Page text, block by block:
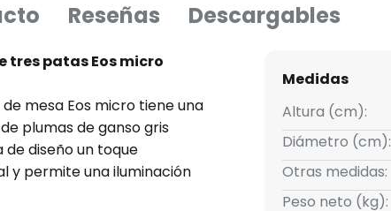
Reseñas Descargables
tres patas Eos micro
mesa Eos micro tiene una
plumas de ganso gris
de diseño un toque
y permite una iluminación
marco de tres patas de la
Medidas
Altura (cm):
Diámetro (cm):
Otras medidas:
Peso neto (kg):